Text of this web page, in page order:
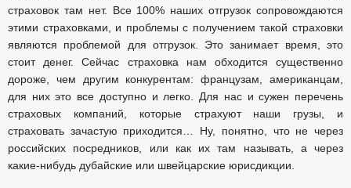
страховок там нет. Все 100% наших отгрузок сопровождаются
этими страховками, и проблемы с получением такой страховки
являются проблемой для отгрузок. Это занимает время, это
стоит денег. Сейчас страховка нам обходится существенно
дороже, чем другим конкурентам: французам, американцам,
для них это все доступно и легко. Для нас и сужен перечень
страховых компаний, которые страхуют наши грузы, и
страховать зачастую приходится… Ну, понятно, что не через
российских посредников, или как их там называть, а через
какие-нибудь дубайские или швейцарские юрисдикции.